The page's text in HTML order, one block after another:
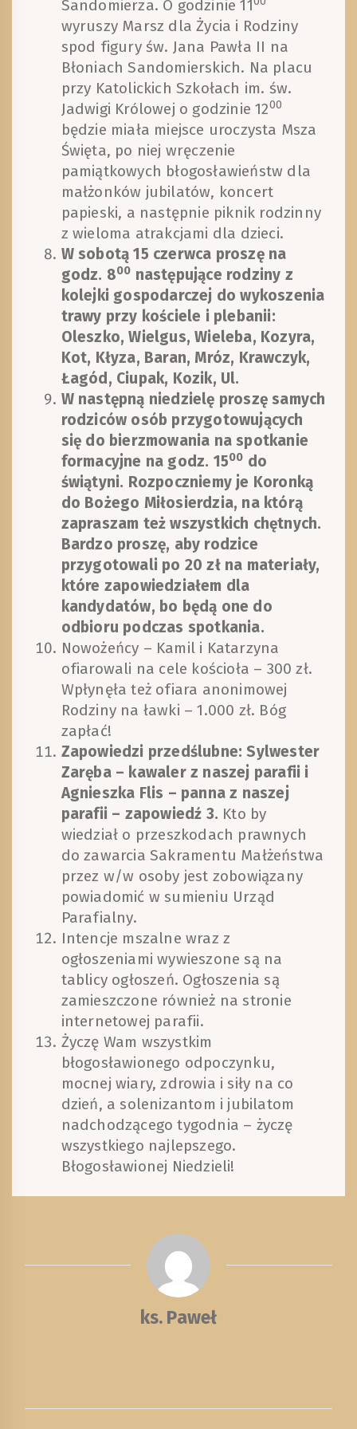
Sandomierza. O godzinie 11
wyruszy Marsz dla Życia i Rodziny
spod figury św. Jana Pawła II na
Błoniach Sandomierskich. Na placu
przy Katolickich Szkołach im. św.
Jadwigi Królowej o godzinie 1200
będzie miała miejsce uroczysta Msza
Święta, po niej wręczenie
pamiątkowych błogosławieństw dla
małżonków jubilatów, koncert
papieski, a następnie piknik rodzinny
z wieloma atrakcjami dla dzieci.
W sobotą 15 czerwca proszę na
godz. 800 następujące rodziny z
kolejki gospodarczej do wykoszenia
trawy przy kościele i plebanii:
Oleszko, Wielgus, Wieleba, Kozyra,
Kot, Kłyza, Baran, Mróz, Krawczyk,
Łagód, Ciupak, Kozik, Ul.
W następną niedzielę proszę samych
rodziców osób przygotowujących
się do bierzmowania na spotkanie
formacyjne na godz. 1500 do
świątyni. Rozpoczniemy je Koronką
do Bożego Miłosierdzia, na którą
zapraszam też wszystkich chętnych.
Bardzo proszę, aby rodzice
przygotowali po 20 zł na materiały,
które zapowiedziałem dla
kandydatów, bo będą one do
odbioru podczas spotkania.
Nowożeńcy – Kamil i Katarzyna
ofiarowali na cele kościoła – 300 zł.
Wpłynęła też ofiara anonimowej
Rodziny na ławki – 1.000 zł. Bóg
zapłać!
Zapowiedzi przedślubne: Sylwester
Zaręba – kawaler z naszej parafii i
Agnieszka Flis – panna z naszej
parafii – zapowiedź 3. Kto by
wiedział o przeszkodach prawnych
do zawarcia Sakramentu Małżeństwa
przez w/w osoby jest zobowiązany
powiadomić w sumieniu Urząd
Parafialny.
Intencje mszalne wraz z
ogłoszeniami wywieszone są na
tablicy ogłoszeń. Ogłoszenia są
zamieszczone również na stronie
internetowej parafii.
Życzę Wam wszystkim
błogosławionego odpoczynku,
mocnej wiary, zdrowia i siły na co
dzień, a solenizantom i jubilatom
nadchodzącego tygodnia – życzę
wszystkiego najlepszego.
Błogosławionej Niedzieli!
ks. Paweł